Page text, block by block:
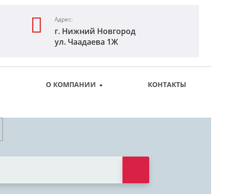
Адрес:
г. Нижний Новгород
ул. Чаадаева 1Ж
О КОМПАНИИ
КОНТАКТЫ